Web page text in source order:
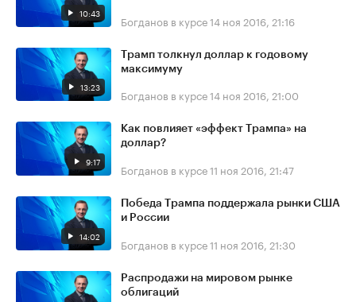
10:43 Богданов в курсе14 ноя 2016, 21:16
13:23
Трамп толкнул доллар к годовому
максимуму
Богданов в курсе14 ноя 2016, 21:00
9:17
Как повлияет «эффект Трампа» на
доллар?
Богданов в курсе11 ноя 2016, 21:47
14:02
Победа Трампа поддержала рынки США
и России
Богданов в курсе11 ноя 2016, 21:30
Распродажи на мировом рынке
облигаций